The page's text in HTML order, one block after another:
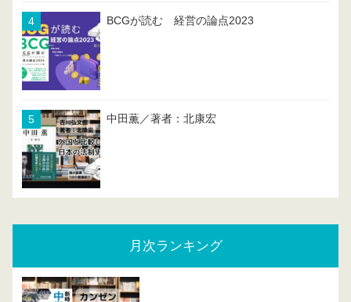
BCGが読む 経営の論点2023
中田薫／著者：北康宏
月次ランキング